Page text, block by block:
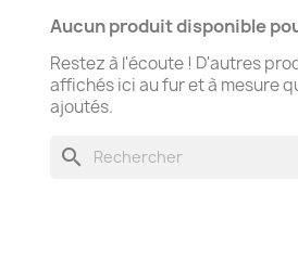
Aucun produit disponible
Restez à l'écoute ! D'autres
affichés ici au fur et à mesure
ajoutés.
search